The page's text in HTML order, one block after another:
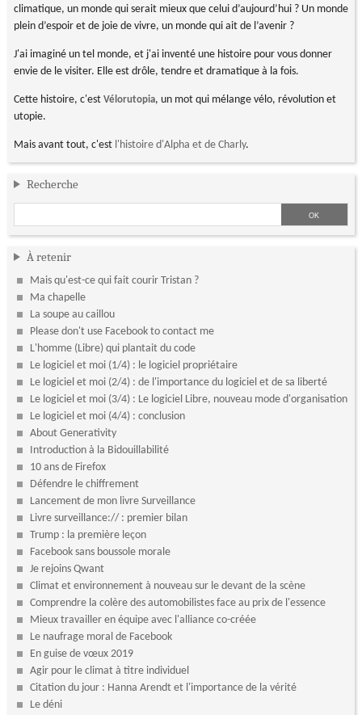
climatique, un monde qui serait mieux que celui d’aujourd’hui ? Un monde
plein d’espoir et de joie de vivre, un monde qui ait de l’avenir ?
J'ai imaginé un tel monde, et j'ai inventé une histoire pour vous donner
envie de le visiter. Elle est drôle, tendre et dramatique à la fois.
Cette histoire, c'est Vélorutopia, un mot qui mélange vélo, révolution et
utopie.
Mais avant tout, c'est l'histoire d'Alpha et de Charly.
Recherche
À retenir
Mais qu'est-ce qui fait courir Tristan ?
Ma chapelle
La soupe au caillou
Please don't use Facebook to contact me
L'homme (Libre) qui plantait du code
Le logiciel et moi (1/4) : le logiciel propriétaire
Le logiciel et moi (2/4) : de l'importance du logiciel et de sa liberté
Le logiciel et moi (3/4) : Le logiciel Libre, nouveau mode d'organisation
Le logiciel et moi (4/4) : conclusion
About Generativity
Introduction à la Bidouillabilité
10 ans de Firefox
Défendre le chiffrement
Lancement de mon livre Surveillance
Livre surveillance:// : premier bilan
Trump : la première leçon
Facebook sans boussole morale
Je rejoins Qwant
Climat et environnement à nouveau sur le devant de la scène
Comprendre la colère des automobilistes face au prix de l'essence
Mieux travailler en équipe avec l'alliance co-créée
Le naufrage moral de Facebook
En guise de vœux 2019
Agir pour le climat à titre individuel
Citation du jour : Hanna Arendt et l'importance de la vérité
Le déni